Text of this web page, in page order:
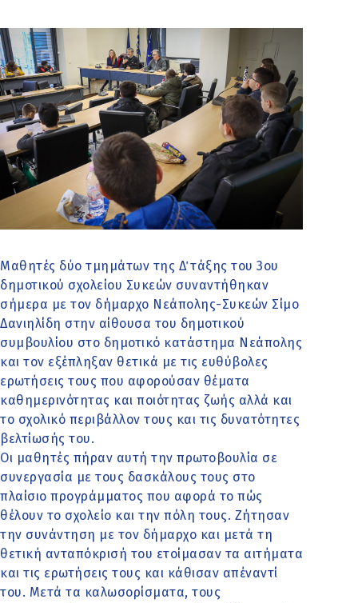
Μαθητές δύο τμημάτων της Δ΄ τάξης του 3ου
δημοτικού σχολείου Συκεών συναντήθηκαν
σήμερα με τον δήμαρχο Νεάπολης-Συκεών Σίμο
Δανιηλίδη στην αίθουσα του δημοτικού
συμβουλίου στο δημοτικό κατάστημα Νεάπολης
και τον εξέπληξαν θετικά με τις ευθύβολες
ερωτήσεις τους που αφορούσαν θέματα
καθημερινότητας και ποιότητας ζωής αλλά και
το σχολικό περιβάλλον τους και τις δυνατότητες
βελτίωσής του.
Οι μαθητές πήραν αυτή την πρωτοβουλία σε
συνεργασία με τους δασκάλους τους στο
πλαίσιο προγράμματος που αφορά το πώς
θέλουν το σχολείο και την πόλη τους. Ζήτησαν
την συνάντηση με τον δήμαρχο και μετά τη
θετική ανταπόκρισή του ετοίμασαν τα αιτήματα
και τις ερωτήσεις τους και κάθισαν απέναντί
του. Μετά τα καλωσορίσματα, τους